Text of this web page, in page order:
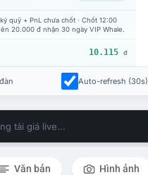
quỹ + PnL chưa chốt · Chốt 12:00
20.000 đ nhận 30 ngày VIP Whale.
10.115 đ
Auto-refresh (30s)
tải giá live...
Văn bản Hình ảnh